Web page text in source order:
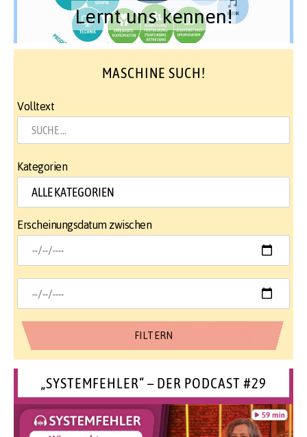
Lernt uns kennen!
MASCHINE SUCH!
Volltext
Kategorien
Erscheinungsdatum zwischen
„SYSTEMFEHLER“ – DER PODCAST #29